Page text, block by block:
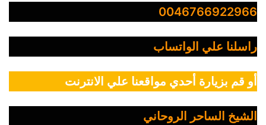
0046766922966
راسلنا علي الواتساب
أو قم بزيارة أحدي مواقعنا علي الانترنت
الشيخ الساحر الروحاني